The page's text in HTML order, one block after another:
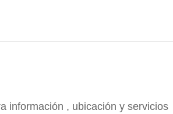
información , ubicación y servicios